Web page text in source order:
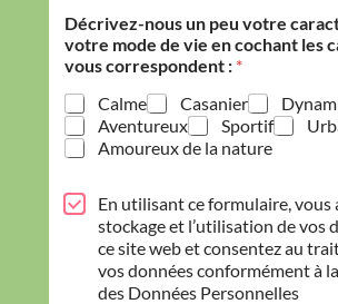
i
m
a
l
A
n
i
m
l
Décrivez-nous un peu votre
votre mode de vie en cochant les
vous correspondent : *
Calme
Casanier
Aventureux
Sportif
Amoureux de la nature
P
En utilisant ce formulaire, vous
stockage et l’utilisation de vos
ce site web et consentez au
vos données conformément à
des Données Personnelles